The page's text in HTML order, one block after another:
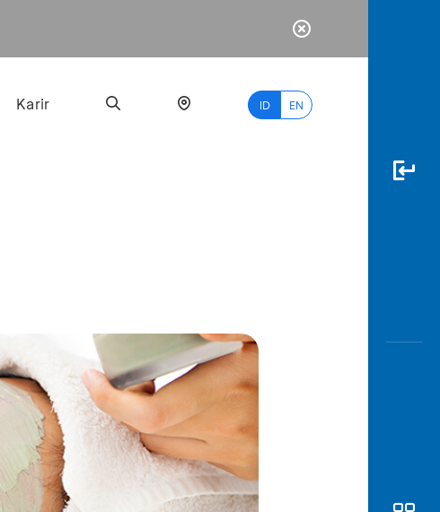
Karir ID EN